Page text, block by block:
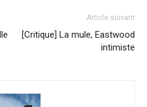
Article suivant
[Critique] La mule, Eastwood
intimiste